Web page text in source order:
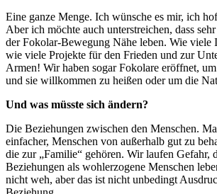
Eine ganze Menge. Ich wünsche es mir, ich
Aber ich möchte auch unterstreichen, dass
der Fokolar-Bewegung Nähe leben. Wie viele
wie viele Projekte für den Frieden und zur
Armen! Wir haben sogar Fokolare eröffnet,
und sie willkommen zu heißen oder um die
Und was müsste sich ändern?
Die Beziehungen zwischen den Menschen.
einfacher, Menschen von außerhalb gut zu
die zur „Familie“ gehören. Wir laufen Gefahr,
Beziehungen als wohlerzogene Menschen
nicht weh, aber das ist nicht unbedingt